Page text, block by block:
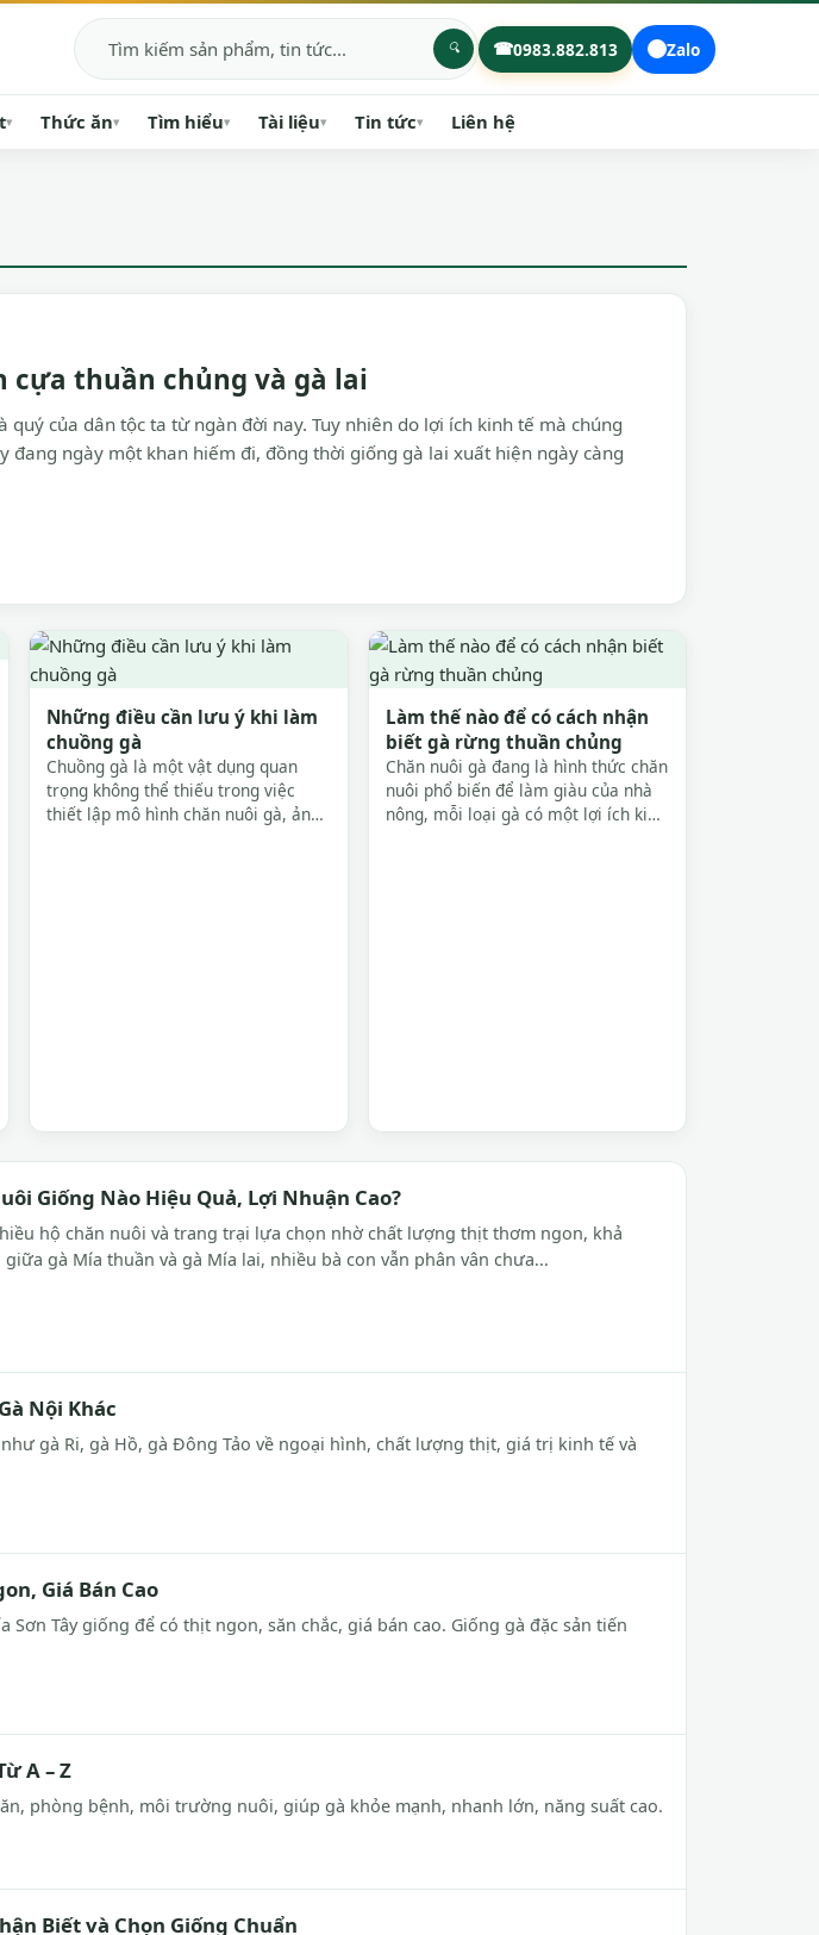
Tìm kiếm
☎0983.882.813 Zalo
▾ Thức ăn▾ Tìm hiểu▾ Tài liệu▾ Tin tức▾ Liên hệ
cựa thuần chủng và gà lai
quý của dân tộc ta từ ngàn đời nay. Tuy nhiên do lợi ích kinh tế mà chúng
đang ngày một khan hiếm đi, đồng thời giống gà lai xuất hiện ngày càng
Những điều cần lưu ý khi làm
chuồng gà
Chuồng gà là một vật dụng quan
trọng không thể thiếu trong việc
thiết lập mô hình chăn nuôi gà, ảnh
Làm thế nào để có cách nhận
biết gà rừng thuần chủng
Chăn nuôi gà đang là hình thức chăn
nuôi phổ biến để làm giàu của nhà
nông, mỗi loại gà có một lợi ích kinh
Giống Nào Hiệu Quả, Lợi Nhuận Cao?
hộ chăn nuôi và trang trại lựa chọn nhờ chất lượng thịt thơm ngon, khả
gà Mía thuần và gà Mía lai, nhiều bà con vẫn phân vân chưa...
Nội Khác
gà Ri, gà Hồ, gà Đông Tảo về ngoại hình, chất lượng thịt, giá trị kinh tế và
Giá Bán Cao
Tây giống để có thịt ngon, săn chắc, giá bán cao. Giống gà đặc sản tiến
A – Z
ăn, phòng bệnh, môi trường nuôi, giúp gà khỏe mạnh, nhanh lớn, năng suất cao.
Biết và Chọn Giống Chuẩn